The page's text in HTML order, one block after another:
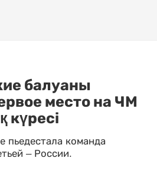
балуаны
место на ЧМ
күресі
пьедестала команда
– России.